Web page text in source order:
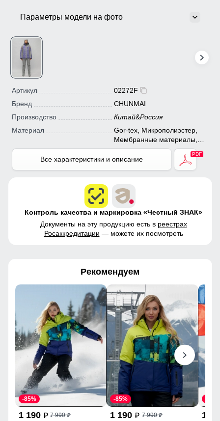
Параметры модели на фото
Артикул
02272F
Бренд
CHUNMAI
Производство
Китай&Россия
Материал
Gor-tex, Микрополиэстер,
Мембранные материалы,
Натуральные материалы,
Полиэстер, Плащевка,
Тефлон, Ткань, Хлопок,
Все характеристики и описание
Контроль качества и маркировка «Честный ЗНАК»
Документы на эту продукцию есть в реестрах
Росаккредитации — можете их посмотреть
Рекомендуем
1 190 p 7 990p
-85%
1 190 p 7 990p
-85%
1